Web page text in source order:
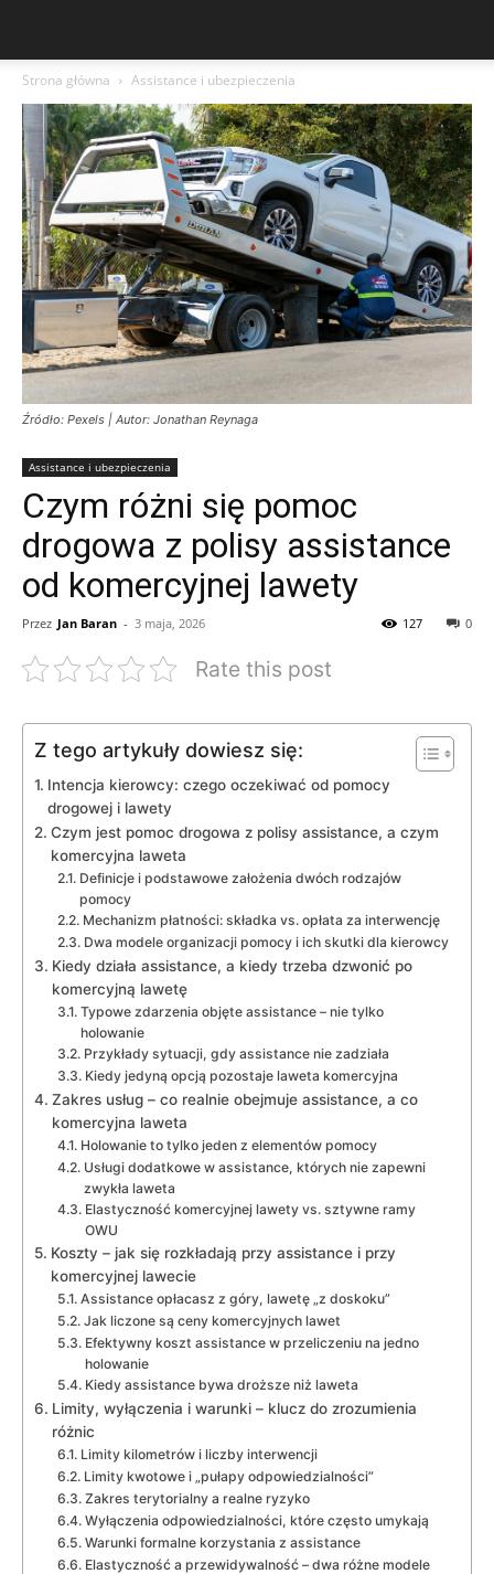
Strona główna Assistance i ubezpieczenia
Źródło: Pexels | Autor: Jonathan Reynaga
Assistance i ubezpieczenia
Czym różni się pomoc
drogowa z polisy assistance
od komercyjnej lawety
Przez Jan Baran - 3 maja, 2026 0
127
Rate this post
Z tego artykuły dowiesz się:
Intencja kierowcy: czego oczekiwać od pomocy
drogowej i lawety
Czym jest pomoc drogowa z polisy assistance, a czym
komercyjna laweta
Definicje i podstawowe założenia dwóch rodzajów
pomocy
Mechanizm płatności: składka vs. opłata za interwencję
Dwa modele organizacji pomocy i ich skutki dla kierowcy
Kiedy działa assistance, a kiedy trzeba dzwonić po
komercyjną lawetę
Typowe zdarzenia objęte assistance – nie tylko
holowanie
Przykłady sytuacji, gdy assistance nie zadziała
Kiedy jedyną opcją pozostaje laweta komercyjna
Zakres usług – co realnie obejmuje assistance, a co
komercyjna laweta
Holowanie to tylko jeden z elementów pomocy
Usługi dodatkowe w assistance, których nie zapewni
zwykła laweta
Elastyczność komercyjnej lawety vs. sztywne ramy
OWU
Koszty – jak się rozkładają przy assistance i przy
komercyjnej lawecie
Assistance opłacasz z góry, lawetę „z doskoku”
Jak liczone są ceny komercyjnych lawet
Efektywny koszt assistance w przeliczeniu na jedno
holowanie
Kiedy assistance bywa droższe niż laweta
Limity, wyłączenia i warunki – klucz do zrozumienia
różnic
Limity kilometrów i liczby interwencji
Limity kwotowe i „pułapy odpowiedzialności”
Zakres terytorialny a realne ryzyko
Wyłączenia odpowiedzialności, które często umykają
Warunki formalne korzystania z assistance
Elastyczność a przewidywalność – dwa różne modele